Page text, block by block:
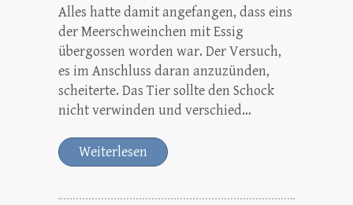
Alles hatte damit angefangen, dass eins
der Meerschweinchen mit Essig
übergossen worden war. Der Versuch,
es im Anschluss daran anzuzünden,
scheiterte. Das Tier sollte den Schock
nicht verwinden und verschied…
Weiterlesen